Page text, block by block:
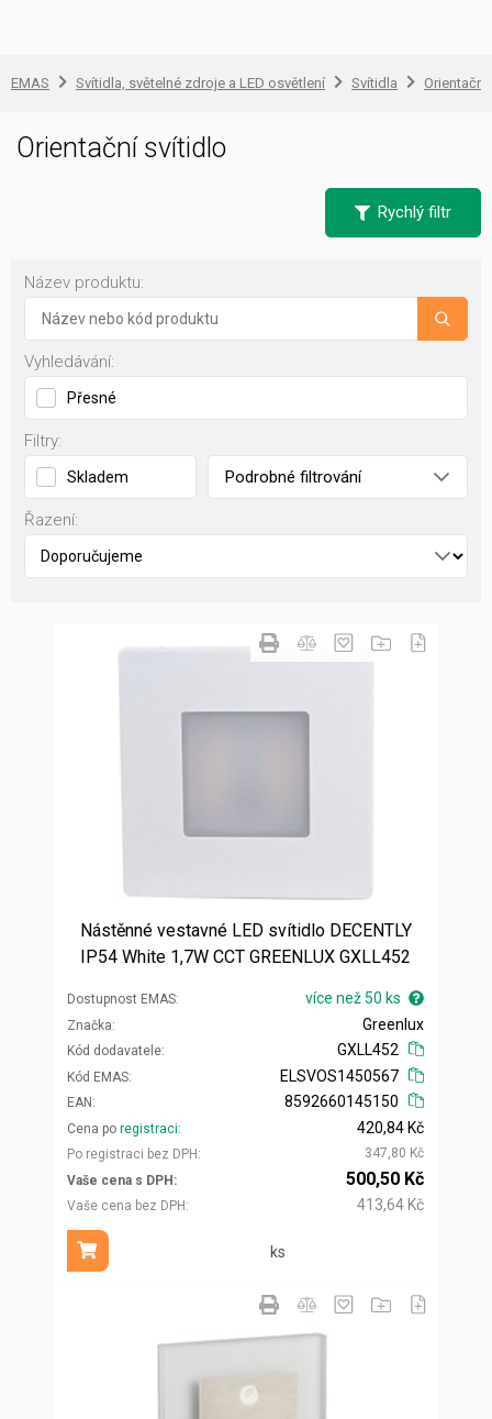
EMAS Svítidla, světelné zdroje a LED osvětlení Svítidla
Orientační svítidlo
Rychlý filtr
Název produktu:
Vyhledávání:
Přesné
Filtry:
Skladem Podrobné filtrování
Řazení:
Nástěnné vestavné LED svítidlo DECENTLY
IP54 White 1,7W CCT GREENLUX GXLL452
Dostupnost EMAS více než 50 ks
Značka
Kód dodavatele
Greenlux
GXLL452
Kód EMAS
EAN
ELSVOS1450567
8592660145150
Cena po registraci
Po registraci bez DPH
420,84 Kč
347,80 Kč
Vaše cena s DPH
Vaše cena bez DPH
500,50 Kč
413,64 Kč
ks
Přidat do košíku